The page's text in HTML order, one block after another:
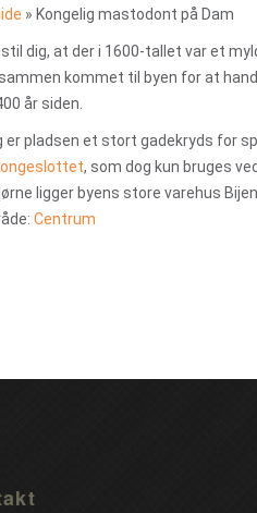
» Kongelig mastodont på Dam
dig, at der i 1600-tallet var et
kommet til byen for at
år siden.
er pladsen et stort gadekryds for
, som dog kun bruges
ligger byens store varehus
Centrum